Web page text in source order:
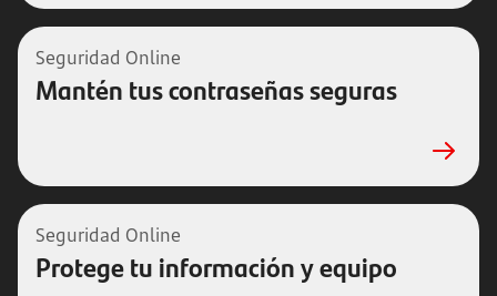
Seguridad Online
Mantén tus contraseñas seguras
Seguridad Online
Protege tu información y equipo